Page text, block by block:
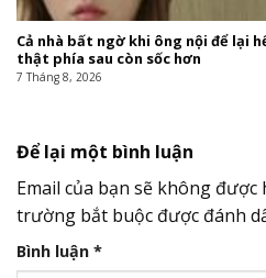
Cả nhà bất ngờ khi ông nội để lại
thật phía sau còn sốc hơn
7 Tháng 8, 2026
Để lại một bình luận
Email của bạn sẽ không được
trường bắt buộc được đánh
Bình luận *